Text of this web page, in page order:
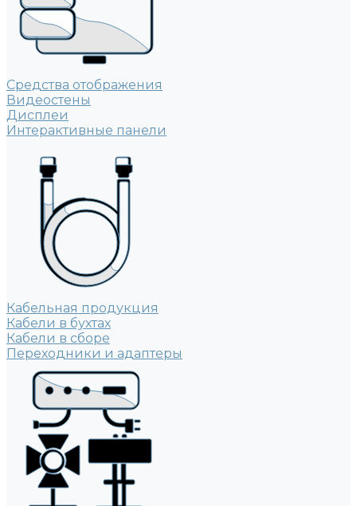
Средства отображения
Видеостены
Дисплеи
Интерактивные панели
Кабельная продукция
Кабели в бухтах
Кабели в сборе
Переходники и адаптеры